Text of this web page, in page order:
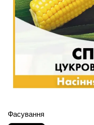
Фасування